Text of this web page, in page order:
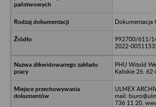
Dokumentacja
992700/611/
2022-
PHU Witold
Kaliskie 26,
ULMEX
mail:
736 11 20,